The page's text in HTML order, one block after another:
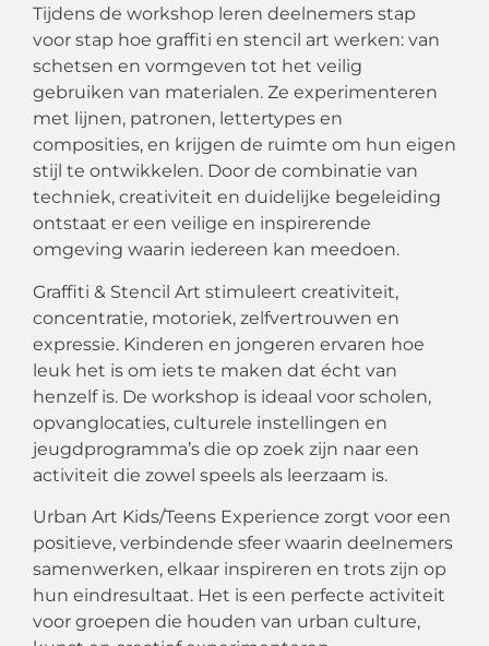
Tijdens de workshop leren deelnemers stap
voor stap hoe graffiti en stencil art werken: van
schetsen en vormgeven tot het veilig
gebruiken van materialen. Ze experimenteren
met lijnen, patronen, lettertypes en
composities, en krijgen de ruimte om hun eigen
stijl te ontwikkelen. Door de combinatie van
techniek, creativiteit en duidelijke begeleiding
ontstaat er een veilige en inspirerende
omgeving waarin iedereen kan meedoen.
Graffiti & Stencil Art stimuleert creativiteit,
concentratie, motoriek, zelfvertrouwen en
expressie. Kinderen en jongeren ervaren hoe
leuk het is om iets te maken dat écht van
henzelf is. De workshop is ideaal voor scholen,
opvanglocaties, culturele instellingen en
jeugdprogramma’s die op zoek zijn naar een
activiteit die zowel speels als leerzaam is.
Urban Art Kids/Teens Experience zorgt voor een
positieve, verbindende sfeer waarin deelnemers
samenwerken, elkaar inspireren en trots zijn op
hun eindresultaat. Het is een perfecte activiteit
voor groepen die houden van urban culture,